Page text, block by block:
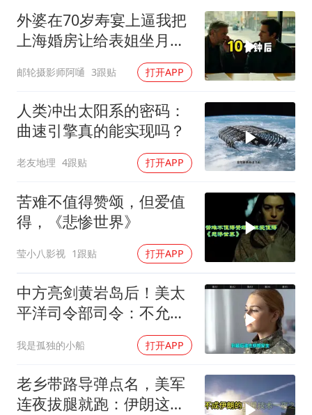
女儿为争财产堵门阻挠父亲出殡
Kimi K3也失控了
习近平心系体育强国建设
外婆在70岁寿宴上逼我把
上海婚房让给表姐坐月
子，我说行转问舅舅
邮轮摄影师阿嗵 3跟贴 打开APP
人类冲出太阳系的密码：
曲速引擎真的能实现吗？
老友地理 4跟贴 打开APP
苦难不值得赞颂，但爱值
得，《悲惨世界》
莹小八影视 1跟贴 打开APP
中方亮剑黄岩岛后！美太
平洋司令部司令：不允许
我是孤独的小船 打开APP
老乡带路导弹点名，美军
连夜拔腿就跑：伊朗这波